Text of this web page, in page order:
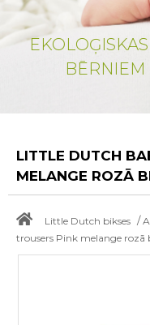
BĒRNIEM
LITTLE DUTCH
MELANGE ROZĀ
Little Dutch bikses /
trousers Pink melange rozā